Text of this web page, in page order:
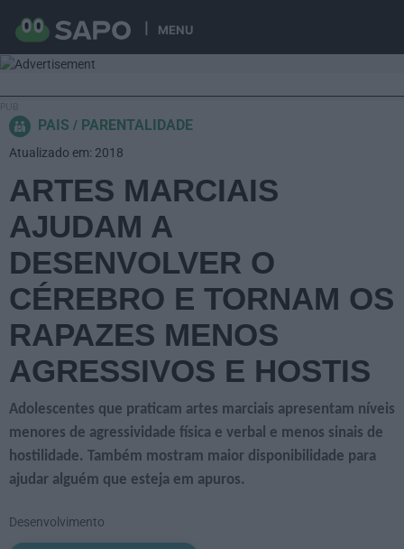
MENU
PAIS PARENTALIDADE
ARTES MARCIAIS
AJUDAM A
DESENVOLVER O
CÉREBRO E TORNAM OS
RAPAZES MENOS
AGRESSIVOS E HOSTIS
Adolescentes que praticam artes marciais apresentam níveis
menores de agressividade física e verbal e menos sinais de
hostilidade. Também mostram maior disponibilidade para
ajudar alguém que esteja em apuros.
Desenvolvimento
Atualizado em: 2018